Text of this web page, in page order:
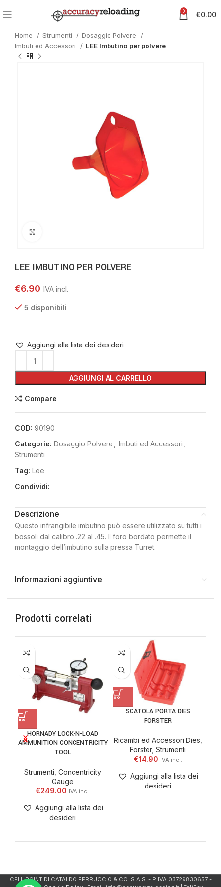
0 €0.00
Home Strumenti
Dosaggio Polvere
Imbuti ed Accessori
LEE Imbutino per polvere
LEE IMBUTINO PER POLVERE
€6.90
5 disponibili
AGGIUNGI AL CARRELLO
Aggiungi alla lista dei desideri
Compare
COD: 90190
Categorie: Dosaggio Polvere Imbuti ed Accessori
Strumenti
Tag: Lee
Condividi:
Descrizione
Questo infrangibile imbutino può essere utilizzato su tutti i
bossoli dal calibro .22 al .45. Il foro bordato permette il
montaggio dell’imbutino sulla pressa Turret.
Informazioni aggiuntive
Prodotti correlati
HORNADY LOCK-N-LOAD
AMMUNITION CONCENTRICITY
TOOL
Strumenti Concentricity
Gauge
€249.00
Aggiungi alla lista dei
desideri
SCATOLA PORTA DIES
FORSTER
Ricambi ed Accessori Dies
Forster, Strumenti
€14.90
Aggiungi alla lista dei
desideri
CELL.POINT DI CATALDO FERRUCCIO & CO. S.A.S. - P.IVA 03729830657 -